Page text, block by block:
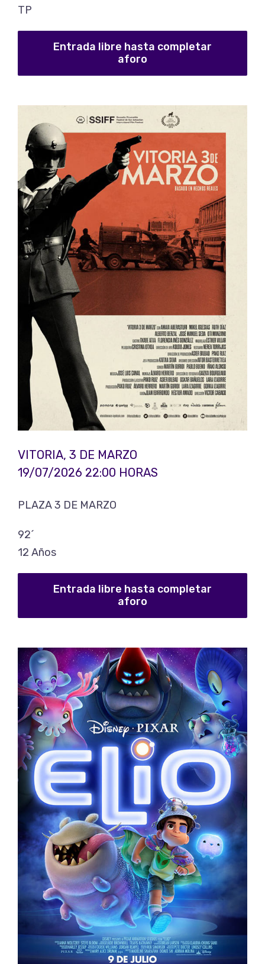
TP
Entrada libre hasta completar
aforo
VITORIA, 3 DE MARZO
19/07/2026 22:00 HORAS
PLAZA 3 DE MARZO
92´
12 Años
Entrada libre hasta completar
aforo